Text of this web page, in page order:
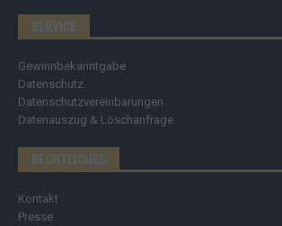
SERVICE
Gewinnbekanntgabe
Datenschutz
Datenschutzvereinbarungen
Datenauszug & Löschanfrage
RECHTLICHES
Kontakt
Presse